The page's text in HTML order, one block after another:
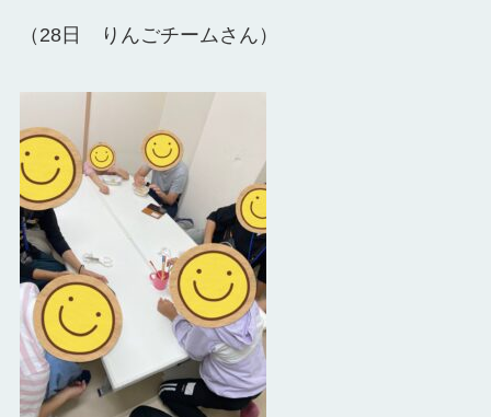
（28日 りんごチームさん）